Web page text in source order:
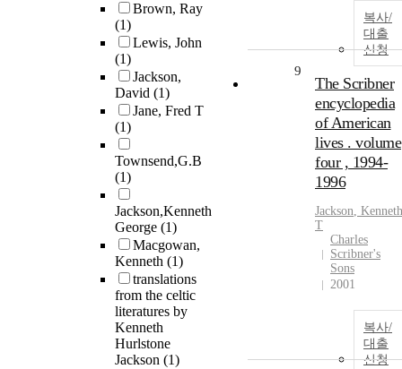
Brown, Ray
(1)
Lewis, John
(1)
Jackson,
David (1)
Jane, Fred T
(1)
Townsend,G.B
(1)
Jackson,Kenneth
George (1)
Macgowan,
Kenneth (1)
translations
from the celtic
literatures by
Kenneth
Hurlstone
Jackson (1)
복사/
대출
신청
9
The Scribner
encyclopedia
of American
lives . volume
four , 1994-
1996
Jackson, Kenneth
T
Charles
Scribner's
Sons
2001
복사/
대출
신청